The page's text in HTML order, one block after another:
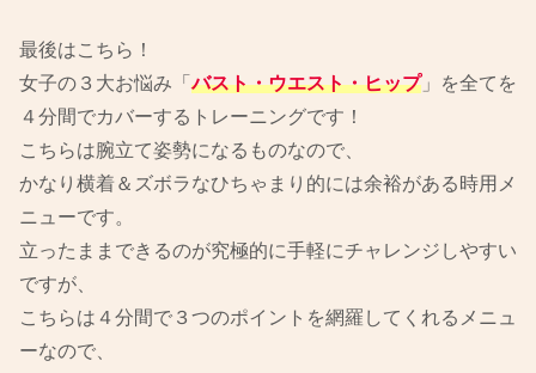
最後はこちら！
女子の３大お悩み「バスト・ウエスト・ヒップ」を全てを
４分間でカバーするトレーニングです！
こちらは腕立て姿勢になるものなので、
かなり横着＆ズボラなひちゃまり的には余裕がある時用メ
ニューです。
立ったままできるのが究極的に手軽にチャレンジしやすい
ですが、
こちらは４分間で３つのポイントを網羅してくれるメニュ
ーなので、